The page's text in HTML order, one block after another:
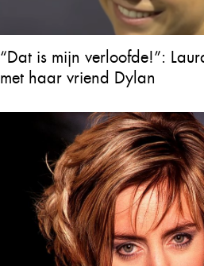
“Dat is mijn verloofde!”:
met haar vriend Dylan